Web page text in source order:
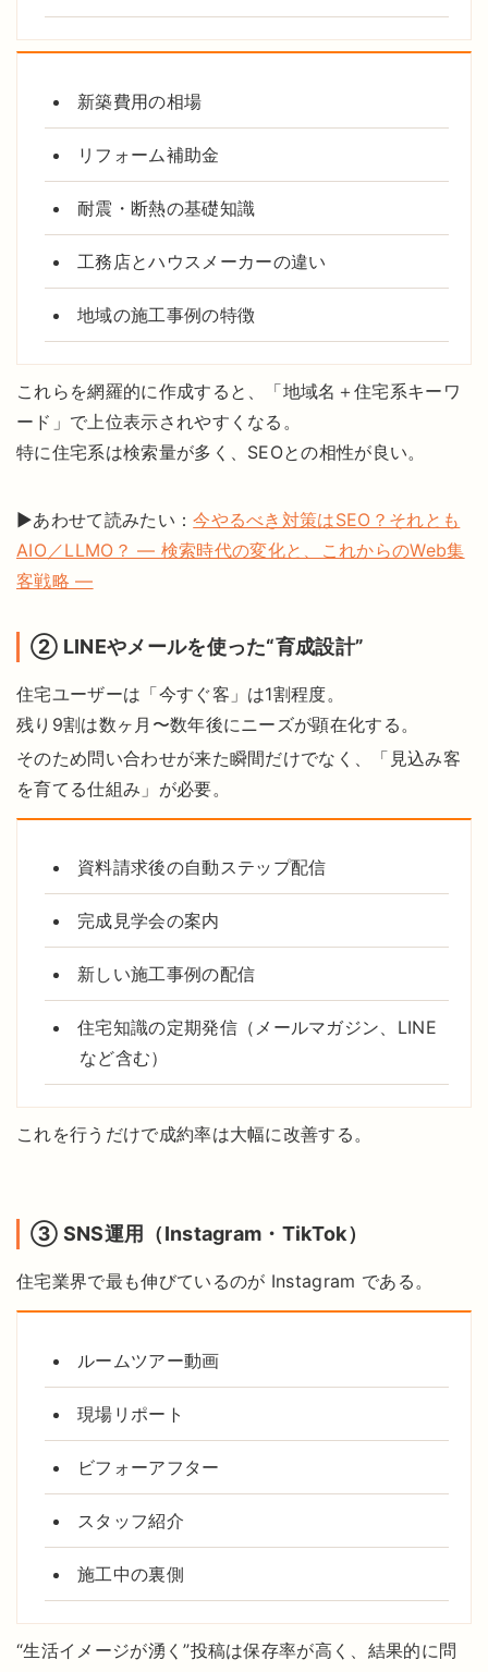
新築費用の相場
リフォーム補助金
耐震・断熱の基礎知識
工務店とハウスメーカーの違い
地域の施工事例の特徴
これらを網羅的に作成すると、「地域名＋住宅系キーワ
ード」で上位表示されやすくなる。
特に住宅系は検索量が多く、SEOとの相性が良い。
▶あわせて読みたい：今やるべき対策はSEO？それとも
AIO／LLMO？ ― 検索時代の変化と、これからのWeb集
客戦略 ―
② LINEやメールを使った“育成設計”
住宅ユーザーは「今すぐ客」は1割程度。
残り9割は数ヶ月〜数年後にニーズが顕在化する。
そのため問い合わせが来た瞬間だけでなく、「見込み客
を育てる仕組み」が必要。
資料請求後の自動ステップ配信
完成見学会の案内
新しい施工事例の配信
住宅知識の定期発信（メールマガジン、LINE
など含む）
これを行うだけで成約率は大幅に改善する。
③ SNS運用（Instagram・TikTok）
住宅業界で最も伸びているのが Instagram である。
ルームツアー動画
現場リポート
ビフォーアフター
スタッフ紹介
施工中の裏側
“生活イメージが湧く”投稿は保存率が高く、結果的に問